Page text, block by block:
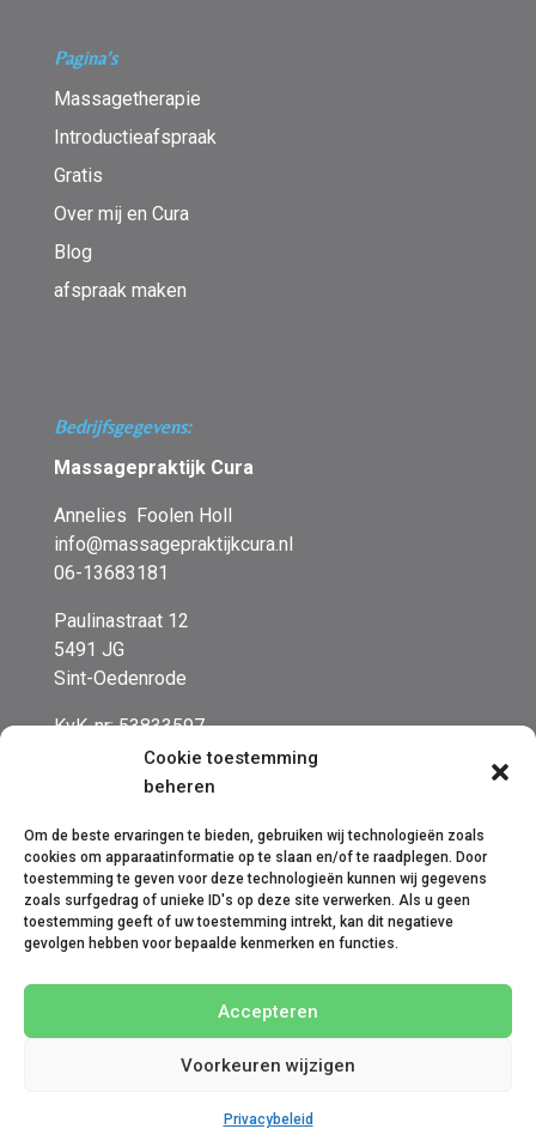
Cookie toestemming
beheren
Om de beste ervaringen te bieden, gebruiken wij technologieën zoals
cookies om apparaatinformatie op te slaan en/of te raadplegen. Door
toestemming te geven voor deze technologieën kunnen wij gegevens
zoals surfgedrag of unieke ID's op deze site verwerken. Als u geen
toestemming geeft of uw toestemming intrekt, kan dit negatieve
gevolgen hebben voor bepaalde kenmerken en functies.
Accepteren
Voorkeuren wijzigen
Privacybeleid
Pagina’s
Massagetherapie
Introductieafspraak
Gratis
Over mij en Cura
Blog
afspraak maken
Bedrijfsgegevens:
Massagepraktijk Cura
Annelies Foolen Holl
info@massagepraktijkcura.nl
06-13683181
Paulinastraat 12
5491 JG
Sint-Oedenrode
KvK-nr: 53833597
BTW-nr:NL001702431B23
Algemene voorwaarden Disclaimer
Cookies
Privacy
Klachtenregeling
websitesysteemBloom